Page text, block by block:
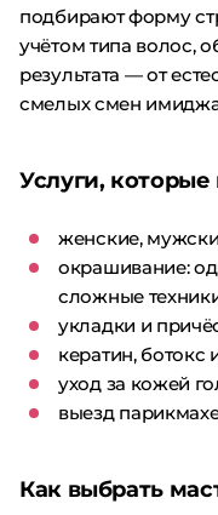
подбирают форму
учётом типа волос,
результата — от
смелых смен
Услуги,
женские,
окрашивание:
сложные
укладки и
кератин, ботокс
уход за кожей
выезд
Как выбрать